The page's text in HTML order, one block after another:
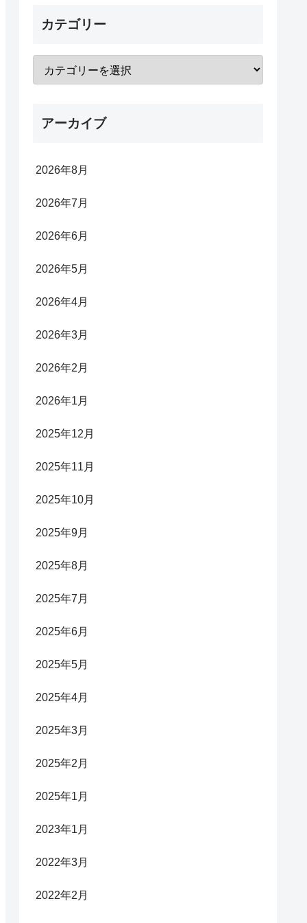
カテゴリー
アーカイブ
2026年8月
2026年7月
2026年6月
2026年5月
2026年4月
2026年3月
2026年2月
2026年1月
2025年12月
2025年11月
2025年10月
2025年9月
2025年8月
2025年7月
2025年6月
2025年5月
2025年4月
2025年3月
2025年2月
2025年1月
2023年1月
2022年3月
2022年2月